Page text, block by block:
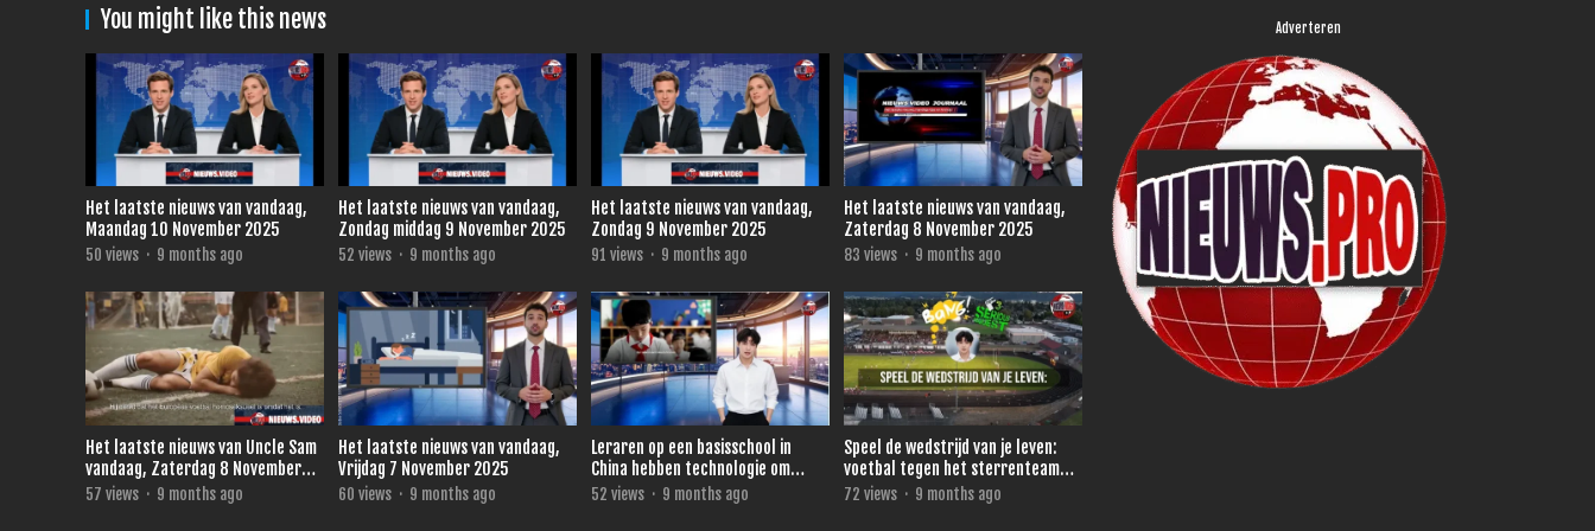
You might like this news
Het laatste nieuws van vandaag,
Maandag 10 November 2025
50 views · 9 months ago
Het laatste nieuws van vandaag,
Zondag middag 9 November 2025
52 views · 9 months ago
Het laatste nieuws van vandaag,
Zondag 9 November 2025
91 views · 9 months ago
Het laatste nieuws van vandaag,
Zaterdag 8 November 2025
83 views · 9 months ago
Het laatste nieuws van Uncle Sam
vandaag, Zaterdag 8 November
2025
57 views · 9 months ago
Het laatste nieuws van vandaag,
Vrijdag 7 November 2025
60 views · 9 months ago
Leraren op een basisschool in
China hebben technologie om
direct te zien wie niet oplet.
52 views · 9 months ago
Speel de wedstrijd van je leven:
voetbal tegen het sterrenteam
van Ronald de Boer voor 3FM
72 views · 9 months ago
Adverteren